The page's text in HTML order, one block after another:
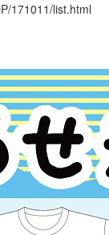
171011/list.html